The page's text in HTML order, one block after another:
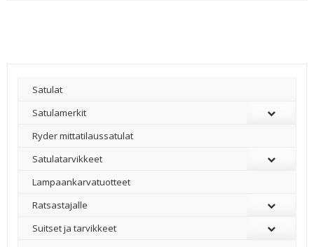
Satulat
Satulamerkit
Ryder mittatilaussatulat
Satulatarvikkeet
–
Lampaankarvatuotteet
Ratsastajalle
Suitset ja tarvikkeet